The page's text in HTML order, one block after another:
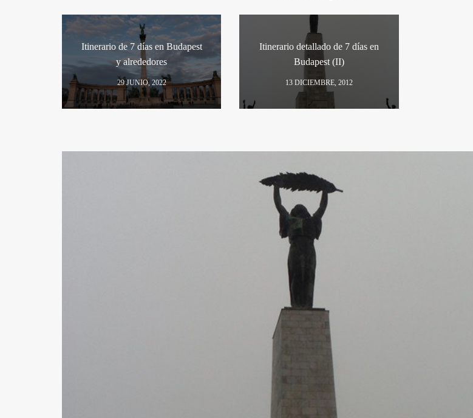
Itinerario de 7 días en Budapest
y alrededores
29 JUNIO, 2022
Itinerario detallado de 7 días en
Budapest (II)
13 DICIEMBRE, 2012